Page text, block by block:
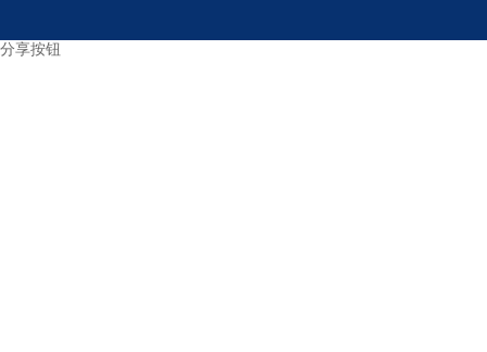
分享按钮